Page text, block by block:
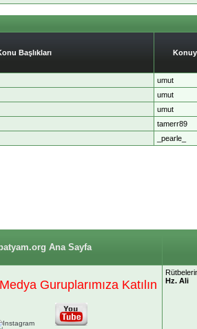
Başlıkları
umut
umut
umut
tamerr89
_pearle_
Ana Sayfa
Guruplarımıza Katılın
Hz. Ali